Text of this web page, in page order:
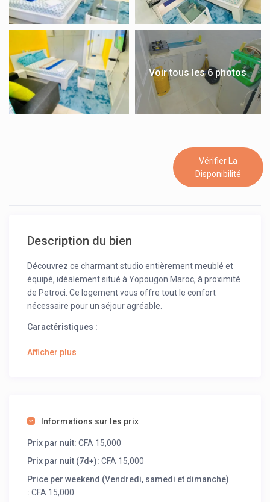
Voir tous les 6 photos
Vérifier La
Disponibilité
Description du bien
Découvrez ce charmant studio entièrement meublé et
équipé, idéalement situé à Yopougon Maroc, à proximité
de Petroci. Ce logement vous offre tout le confort
nécessaire pour un séjour agréable.
Caractéristiques :
moments de détente
temps
Salle de bain moderne avec toilettes
espace confortable et fonctionnel, que ce soit pour un
court ou long séjour. Profitez de la tranquillité de ce
Afficher plus
Informations sur les prix
Prix par nuit: CFA 15,000
Prix par nuit (7d+): CFA 15,000
Price per weekend (Vendredi, samedi et dimanche)
: CFA 15,000